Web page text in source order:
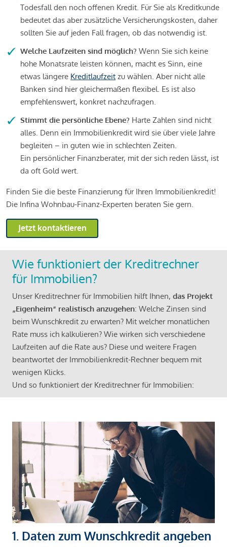
Todesfall den noch offenen Kredit. Für Sie als Kreditkunde
bedeutet das aber zusätzliche Versicherungskosten, daher
sollten Sie auf jeden Fall fragen, ob das notwendig ist.
Welche Laufzeiten sind möglich? Wenn Sie sich keine
hohe Monatsrate leisten können, macht es Sinn, eine
etwas längere Kreditlaufzeit zu wählen. Aber nicht alle
Banken sind hier gleichermaßen flexibel. Es ist also
empfehlenswert, konkret nachzufragen.
Stimmt die persönliche Ebene? Harte Zahlen sind nicht
alles. Denn ein Immobilienkredit wird sie über viele Jahre
begleiten – in guten wie in schlechten Zeiten.
Ein persönlicher Finanzberater, mit der sich reden lässt, ist
da oft Gold wert.
Finden Sie die beste Finanzierung für Ihren Immobilienkredit!
Die Infina Wohnbau-Finanz-Experten beraten Sie gern.
Jetzt kontaktieren
Wie funktioniert der Kreditrechner
für Immobilien?
Unser Kreditrechner für Immobilien hilft Ihnen, das Projekt
„Eigenheim“ realistisch anzugehen: Welche Zinsen sind
beim Wunschkredit zu erwarten? Mit welcher monatlichen
Rate muss ich kalkulieren? Wie wirken sich verschiedene
Laufzeiten auf die Rate aus? Diese und weitere Fragen
beantwortet der Immobilienkredit-Rechner bequem mit
wenigen Klicks.
Und so funktioniert der Kreditrechner für Immobilien:
1. Daten zum Wunschkredit angeben